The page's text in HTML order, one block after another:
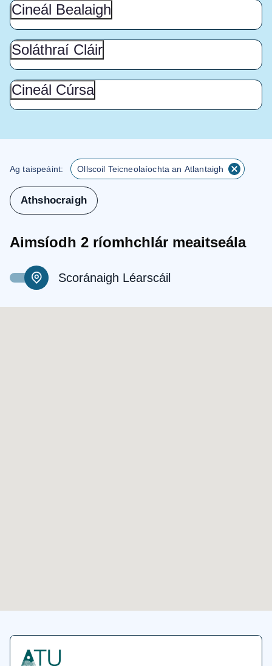
Cineál
Bealaigh
Cineál Bealaigh
(Show
this
section)
Soláthraí
Cláir
Soláthraí Cláir
(Show
this
section)
Cineál
Cúrsa
Cineál Cúrsa
(Show
section)
Ag taispeáint: Ollscoil Teicneolaíochta an Atlantaigh
Athshocraigh
Aimsíodh 2 ríomhchlár meaitseála
Scoránaigh Léarscáil